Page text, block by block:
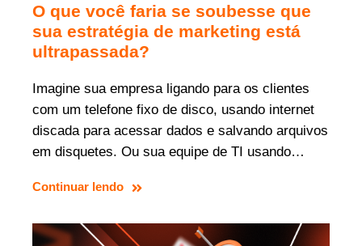
O que você faria se soubesse que
sua estratégia de marketing está
ultrapassada?
Imagine sua empresa ligando para os clientes
com um telefone fixo de disco, usando internet
discada para acessar dados e salvando arquivos
em disquetes. Ou sua equipe de TI usando…
Continuar lendo